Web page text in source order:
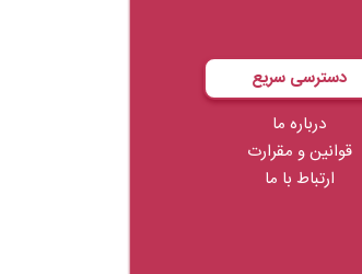
دسترسی سریع
درباره ما
قوانین و مقرارت
ارتباط با ما